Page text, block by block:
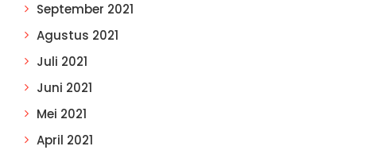
September 2021
Agustus 2021
Juli 2021
Juni 2021
Mei 2021
April 2021